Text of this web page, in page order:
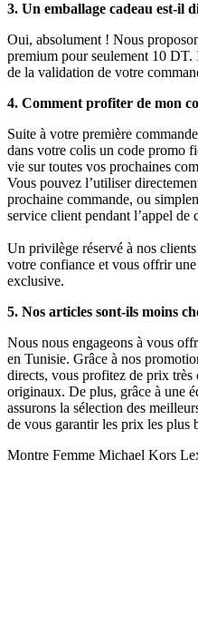
3. Un emballage cadeau est-il
Oui, absolument ! Nous
premium pour seulement 10
de la validation de votre
4. Comment profiter de mon
Suite à votre première
dans votre colis un code promo
vie sur toutes vos prochaines
Vous pouvez l’utiliser
prochaine commande, ou
service client pendant l’appel de
Un privilège réservé à nos
votre confiance et vous offrir
exclusive.
5. Nos articles sont-ils moins
Nous nous engageons à vous
en Tunisie. Grâce à nos
directs, vous profitez de prix
originaux. De plus, grâce à une
assurons la sélection des
de vous garantir les prix les plus
Montre Femme Michael Kors